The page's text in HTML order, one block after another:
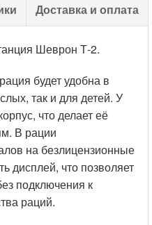
Доставка и оплата
Шеврон Т-2.
будет удобна в
так и для детей. У
что делает её
В рации
на безлицензионные
дисплей, что позволяет
подключения к
раций.
-300 рублей
10 км -600 рублей.
ул. Котляковская 7/13